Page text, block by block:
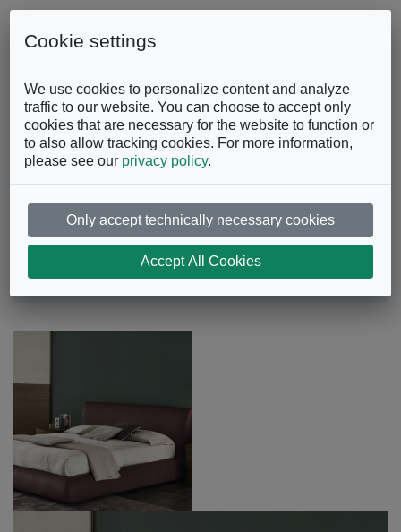
Skip to content
FacebookInstagramYouTube
Letto Eros
Camera da Letto Letti Matrimoniali Letto Eros
Cookie settings
We use cookies to personalize content and analyze
traffic to our website. You can choose to accept only
cookies that are necessary for the website to function or
to also allow tracking cookies. For more information,
please see our privacy policy.
Only accept technically necessary cookies
Accept All Cookies